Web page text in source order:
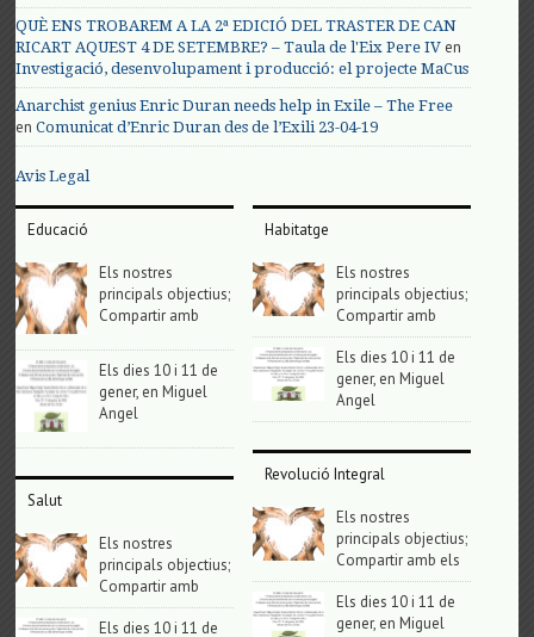
QUÈ ENS TROBAREM A LA 2ª EDICIÓ DEL TRASTER DE CAN
RICART AQUEST 4 DE SETEMBRE? – Taula de l'Eix Pere IV en
Investigació, desenvolupament i producció: el projecte MaCus
Anarchist genius Enric Duran needs help in Exile – The Free
enComunicat d’Enric Duran des de l’Exili 23-04-19
Avis Legal
Educació
Els nostres
principals objectius;
Compartir amb
Els dies 10 i 11 de
gener, en Miguel
Angel
Salut
Els nostres
principals objectius;
Compartir amb
Els dies 10 i 11 de
Habitatge
Els nostres
principals objectius;
Compartir amb
Els dies 10 i 11 de
gener, en Miguel
Angel
Revolució Integral
Els nostres
principals objectius;
Compartir amb els
Els dies 10 i 11 de
gener, en Miguel